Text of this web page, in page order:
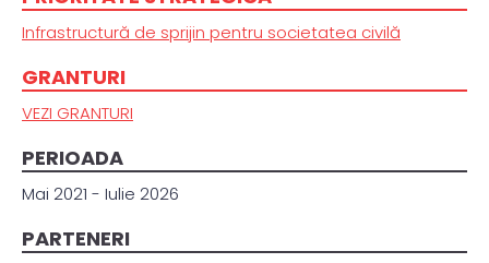
Infrastructură de sprijin pentru societatea civilă
GRANTURI
VEZI GRANTURI
PERIOADA
Mai 2021 - Iulie 2026
PARTENERI